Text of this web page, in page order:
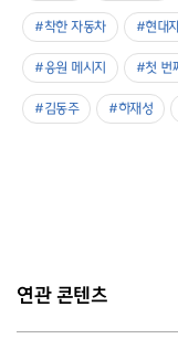
#착한 자동차 #현대
#응원 메시지 #첫 번
#김동주 #하재성
연관 콘텐츠